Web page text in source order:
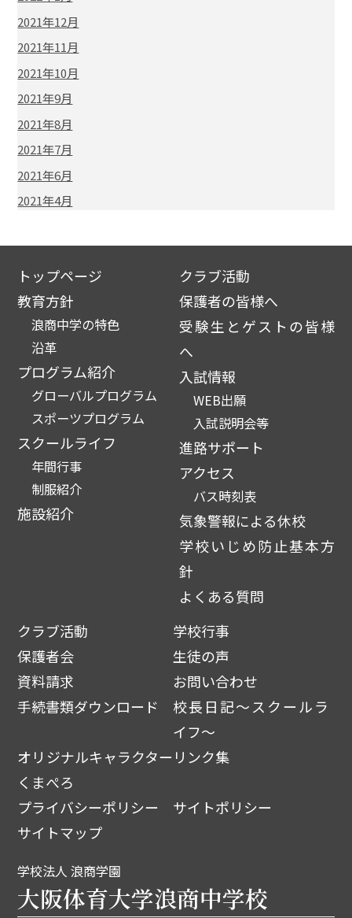
2021年12月
2021年11月
2021年10月
2021年9月
2021年8月
2021年7月
2021年6月
2021年4月
トップページ
教育方針
浪商中学の特色
沿革
プログラム紹介
グローバルプログラム
スポーツプログラム
スクールライフ
年間行事
制服紹介
施設紹介
クラブ活動
保護者の皆様へ
受験生とゲストの皆様
へ
入試情報
WEB出願
入試説明会等
進路サポート
アクセス
バス時刻表
気象警報による休校
学校いじめ防止基本方
針
よくある質問
クラブ活動
学校行事
保護者会
生徒の声
資料請求
お問い合わせ
手続書類ダウンロード
校長日記～スクールラ
イフ～
オリジナルキャラクター
くまぺろ
リンク集
プライバシーポリシー
サイトポリシー
サイトマップ
学校法人 浪商学園
大阪体育大学浪商中学校